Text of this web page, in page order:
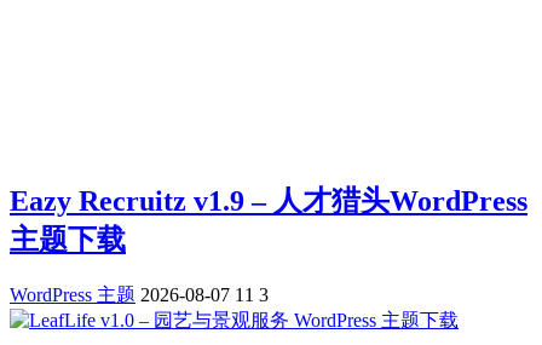
Eazy Recruitz v1.9 – 人才猎头WordPress
主题下载
WordPress 主题 2026-08-07 11 3